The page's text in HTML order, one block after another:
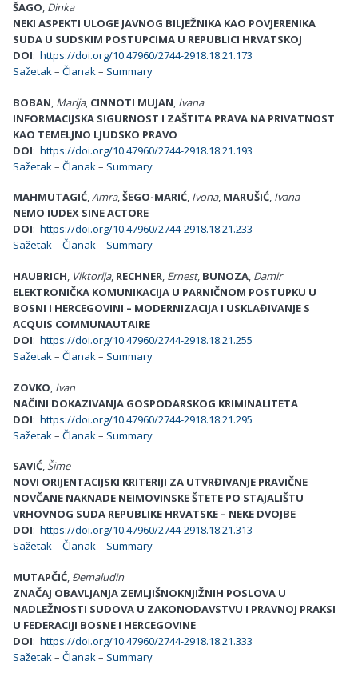
ŠAGO, Dinka
NEKI ASPEKTI ULOGE JAVNOG BILJEŽNIKA KAO POVJERENIKA
SUDA U SUDSKIM POSTUPCIMA U REPUBLICI HRVATSKOJ
DOI: https://doi.org/10.47960/2744-2918.18.21.173
Sažetak– Članak– Summary
BOBAN, Marija, CINNOTI MUJAN, Ivana
INFORMACIJSKA SIGURNOST I ZAŠTITA PRAVA NA PRIVATNOST
KAO TEMELJNO LJUDSKO PRAVO
DOI: https://doi.org/10.47960/2744-2918.18.21.193
Sažetak– Članak– Summary
MAHMUTAGIĆ,Amra,ŠEGO-MARIĆ, Ivona, MARUŠIĆ, Ivana
NEMO IUDEX SINE ACTORE
DOI: https://doi.org/10.47960/2744-2918.18.21.233
Sažetak– Članak– Summary
HAUBRICH, Viktorija, RECHNER, Ernest, BUNOZA, Damir
ELEKTRONIČKA KOMUNIKACIJA U PARNIČNOM POSTUPKU U
BOSNI I HERCEGOVINI – MODERNIZACIJA I USKLAĐIVANJE S
ACQUIS COMMUNAUTAIRE
DOI: https://doi.org/10.47960/2744-2918.18.21.255
Sažetak– Članak– Summary
ZOVKO Ivan
NAČINI DOKAZIVANJA GOSPODARSKOG KRIMINALITETA
DOI: https://doi.org/10.47960/2744-2918.18.21.295
Sažetak – Članak – Summary
SAVIĆ,Šime
NOVI ORIJENTACIJSKI KRITERIJI ZA UTVRĐIVANJE PRAVIČNE
NOVČANE NAKNADE NEIMOVINSKE ŠTETE PO STAJALIŠTU
VRHOVNOG SUDA REPUBLIKE HRVATSKE – NEKE DVOJBE
DOI: https://doi.org/10.47960/2744-2918.18.21.313
Sažetak– Članak– Summary
MUTAPČIĆ, Đemaludin
ZNAČAJ OBAVLJANJA ZEMLJIŠNOKNJIŽNIH POSLOVA U
NADLEŽNOSTI SUDOVA U ZAKONODAVSTVU I PRAVNOJ PRAKSI
U FEDERACIJI BOSNE I HERCEGOVINE
DOI: https://doi.org/10.47960/2744-2918.18.21.333
Sažetak– Članak– Summary